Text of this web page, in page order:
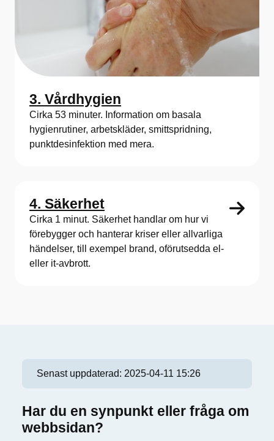
3. Vårdhygien
Cirka 53 minuter. Information om basala
hygienrutiner, arbetskläder, smittspridning,
punktdesinfektion med mera.
4. Säkerhet
Cirka 1 minut. Säkerhet handlar om hur vi
förebygger och hanterar kriser eller allvarliga
händelser, till exempel brand, oförutsedda el-
eller it-avbrott.
Senast uppdaterad: 2025-04-11 15:26
Har du en synpunkt eller fråga om
webbsidan?